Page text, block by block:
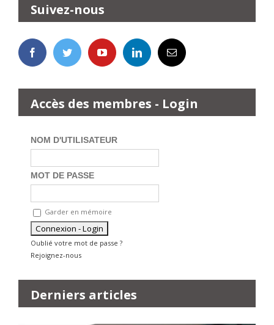
Suivez-nous
Accès des membres - Login
NOM D'UTILISATEUR
MOT DE PASSE
Garder en mémoire
Oublié votre mot de passe ?
Rejoignez-nous
Derniers articles